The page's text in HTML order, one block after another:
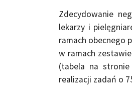
Zdecydowanie
lekarzy i
ramach obecnego
w ramach
(tabela na
realizacji zadań o